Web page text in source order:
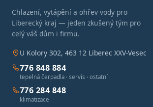
Chlazení, vytápění a ohřev vody pro
Liberecký kraj — jeden zkušený tým pro
celý váš dům i firmu.
U Kolory 302, 463 12 Liberec XXV-Vesec
776 848 884
tepelná čerpadla · servis · ostatní
776 284 848
klimatizace